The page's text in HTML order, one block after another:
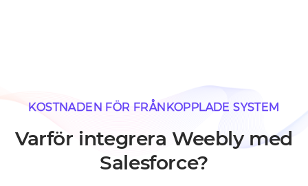
KOSTNADEN FÖR FRÅNKOPPLADE SYSTEM
Varför integrera Weebly med
Salesforce?